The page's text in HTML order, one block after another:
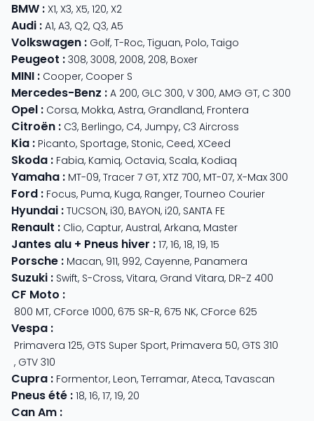
BMW : X1, X3, X5, 120, X2
Audi : A1, A3, Q2, Q3, A5
Volkswagen : Golf, T-Roc, Tiguan, Polo, Taigo
Peugeot : 308, 3008, 2008, 208, Boxer
MINI : Cooper, Cooper S
Mercedes-Benz : A 200, GLC 300, V 300, AMG GT, C 300
Opel : Corsa, Mokka, Astra, Grandland, Frontera
Citroën : C3, Berlingo, C4, Jumpy, C3 Aircross
Kia : Picanto, Sportage, Stonic, Ceed, XCeed
Skoda : Fabia, Kamiq, Octavia, Scala, Kodiaq
Yamaha : MT-09, Tracer 7 GT, XTZ 700, MT-07, X-Max 300
Ford : Focus, Puma, Kuga, Ranger, Tourneo Courier
Hyundai : TUCSON, i30, BAYON, i20, SANTA FE
Renault : Clio, Captur, Austral, Arkana, Master
Jantes alu + Pneus hiver : 17, 16, 18, 19, 15
Porsche : Macan, 911, 992, Cayenne, Panamera
Suzuki : Swift, S-Cross, Vitara, Grand Vitara, DR-Z 400
CF Moto :
800 MT, CForce 1000, 675 SR-R, 675 NK, CForce 625
Vespa :
Primavera 125, GTS Super Sport, Primavera 50, GTS 310
, GTV 310
Cupra : Formentor, Leon, Terramar, Ateca, Tavascan
Pneus été : 18, 16, 17, 19, 20
Can Am :